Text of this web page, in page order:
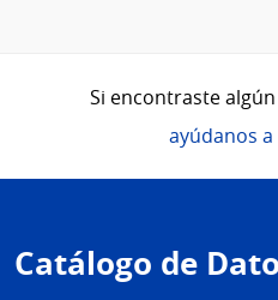
Si encontraste
ayúdanos
de
página
Catálogo de